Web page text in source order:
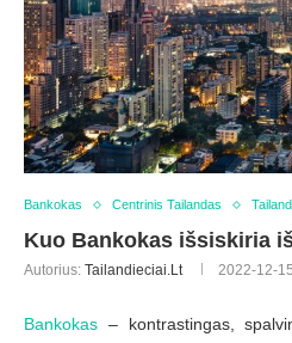
Bankokas Centrinis Tailandas
Kuo Bankokas išsiskiria
Autorius: Tailandieciai.lt 2022-12-15
Bankokas – kontrastingas,